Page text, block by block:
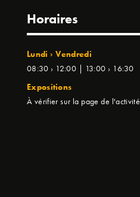
Horaires
Lundi › Vendredi
08:30 › 12:00 | 13:00 › 16:30
Expositions
À vérifier sur la page de l'activité